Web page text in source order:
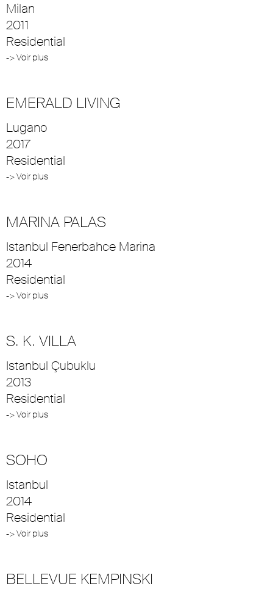
Milan
2011
Residential
-> Voir plus
EMERALD LIVING
Lugano
2017
Residential
-> Voir plus
MARINA PALAS
Istanbul Fenerbahce Marina
2014
Residential
-> Voir plus
S. K. VILLA
Istanbul Çubuklu
2013
Residential
-> Voir plus
SOHO
Istanbul
2014
Residential
-> Voir plus
BELLEVUE KEMPINSKI